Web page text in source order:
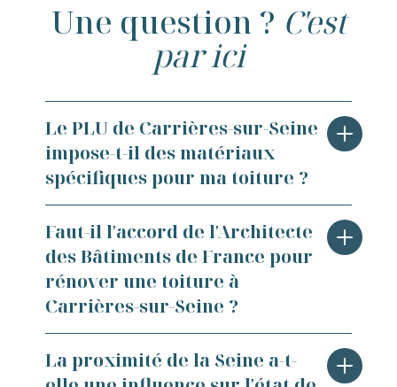
Une question ? C'est
par ici
Le PLU de Carrières-sur-Seine
impose-t-il des matériaux
spécifiques pour ma toiture ?
Oui, le Plan Local d'Urbanisme de
Carrières-sur-Seine encadre le choix
des matériaux de couverture,
notamment dans les secteurs à
caractère patrimonial comme les Bords
de Seine ou le Vieux Bourg. Des
prescriptions peuvent imposer l'usage
Faut-il l'accord de l'Architecte
des Bâtiments de France pour
rénover une toiture à
Carrières-sur-Seine ?
Certaines zones de Carrières-sur-Seine
peuvent être soumises à l'avis de
La proximité de la Seine a-t-